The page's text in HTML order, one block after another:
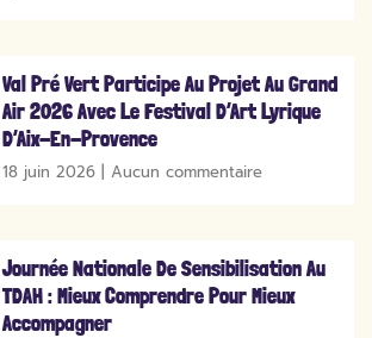
Val Pré Vert Participe Au Projet Au Grand
Air 2026 Avec Le Festival D’Art Lyrique
D’Aix-En-Provence
18 juin 2026 Aucun commentaire
Journée Nationale De Sensibilisation Au
TDAH : Mieux Comprendre Pour Mieux
Accompagner